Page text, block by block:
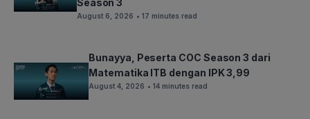
Season 3
August 6, 2026 • 17 minutes read
Bunayya, Peserta COC Season 3 dari
Matematika ITB dengan IPK 3,99
August 4, 2026 • 14 minutes read